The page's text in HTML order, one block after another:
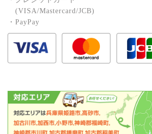
(VISA/Mastercard/JCB)
・PayPay